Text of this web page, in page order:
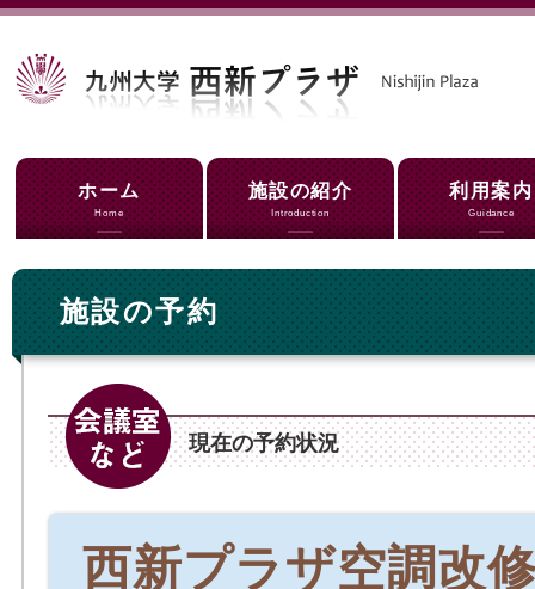
ホーム
Home
施設の紹介
Introduction
利用案内
Guidance
施設の予約
現在の予約状況
西新プラザ空調改